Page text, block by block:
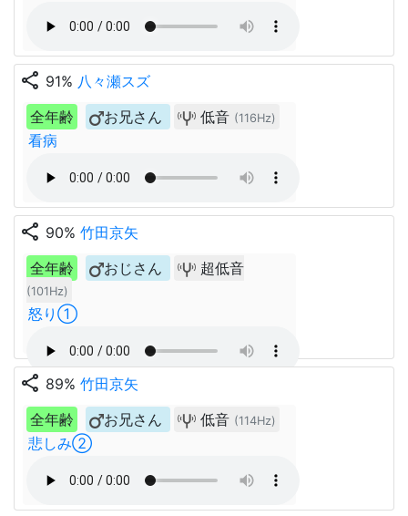
share 91% 八々瀬スズ
全年齢
お兄さん 低音 (116Hz)
看病
share 90% 竹田京矢
全年齢
おじさん 超低音
(101Hz)
怒り①
share 89% 竹田京矢
全年齢
お兄さん 低音 (114Hz)
悲しみ②